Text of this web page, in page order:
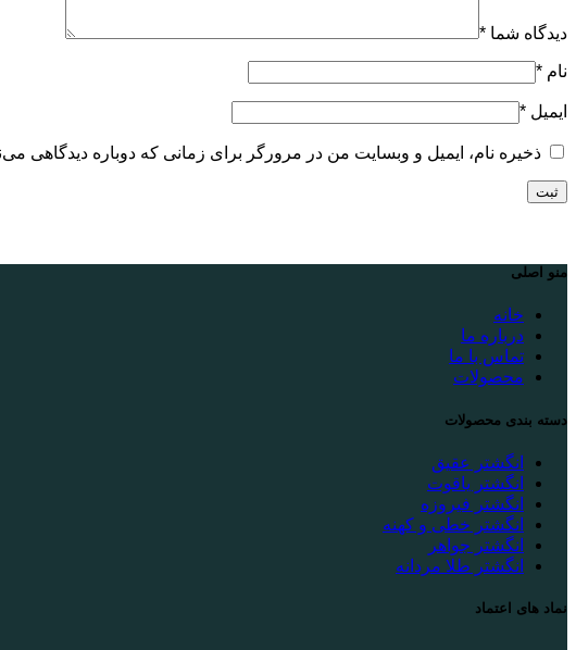
دیدگاه شما *
نام *
ایمیل *
ذخیره نام، ایمیل و وبسایت من در مرورگر برای زمانی که دوباره دیدگاهی
منو اصلی
خانه
درباره ما
تماس با ما
محصولات
دسته بندی محصولات
انگشتر عقیق
انگشتر یاقوت
انگشتر فیروزه
انگشتر خطی و کهنه
انگشتر جواهر
انگشتر طلا مردانه
نماد های اعتماد